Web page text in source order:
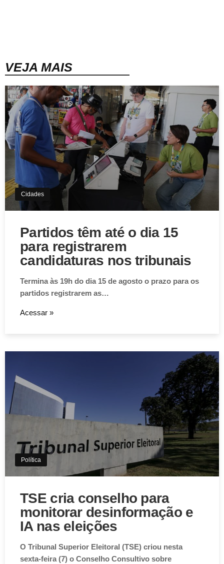
VEJA MAIS
Cidades
Partidos têm até o dia 15
para registrarem
candidaturas nos tribunais
Termina às 19h do dia 15 de agosto o prazo para os
partidos registrarem as…
Acessar »
Política
TSE cria conselho para
monitorar desinformação e
IA nas eleições
O Tribunal Superior Eleitoral (TSE) criou nesta
sexta-feira (7) o Conselho Consultivo sobre